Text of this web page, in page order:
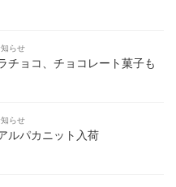
知らせ
チョコ、チョコレート菓子も
知らせ
ルパカニット入荷